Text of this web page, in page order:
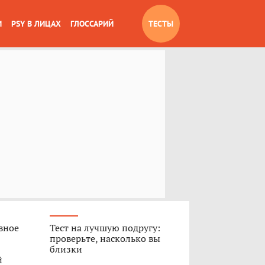
PSY В ЛИЦАХ ГЛОССАРИЙ ТЕСТЫ
Тест на лучшую подругу:
проверьте, насколько вы
близки